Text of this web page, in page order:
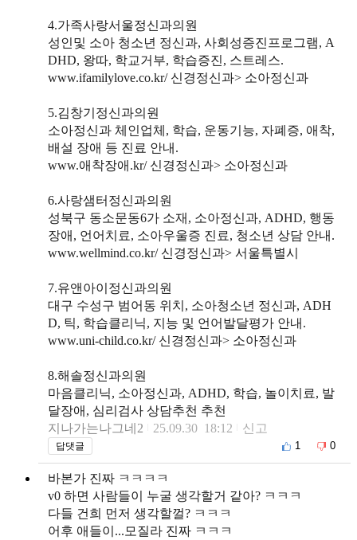
4.가족사랑서울정신과의원
성인및 소아 청소년 정신과, 사회성증진프로그램, A
DHD, 왕따, 학교거부, 학습증진, 스트레스.
www.ifamilylove.co.kr/ 신경정신과> 소아정신과
5.김창기정신과의원
소아정신과 체인업체, 학습, 운동기능, 자폐증, 애착,
배설 장애 등 진료 안내.
www.애착장애.kr/ 신경정신과> 소아정신과
6.사랑샘터정신과의원
성북구 동소문동6가 소재, 소아정신과, ADHD, 행동
장애, 언어치료, 소아우울증 진료, 청소년 상담 안내.
www.wellmind.co.kr/ 신경정신과> 서울특별시
7.유앤아이정신과의원
대구 수성구 범어동 위치, 소아청소년 정신과, ADH
D, 틱, 학습클리닉, 지능 및 언어발달평가 안내.
www.uni-child.co.kr/ 신경정신과> 소아정신과
8.해솔정신과의원
마음클리닉, 소아정신과, ADHD, 학습, 놀이치료, 발
달장애, 심리검사 상담추천 추천
지나가는나그네2
25.09.30 18:12 신고
답댓글 1 0
바본가 진짜 ㅋㅋㅋㅋ
v0 하면 사람들이 누굴 생각할거 같아? ㅋㅋㅋ
다들 건희 먼저 생각할껄? ㅋㅋㅋ
어후 애들이...모질라 진짜 ㅋㅋㅋ